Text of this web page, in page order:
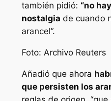
también pidió: “no
nostalgia de cuando
arancel”.
Foto: Archivo Reuters
Añadió que ahora
que persisten los